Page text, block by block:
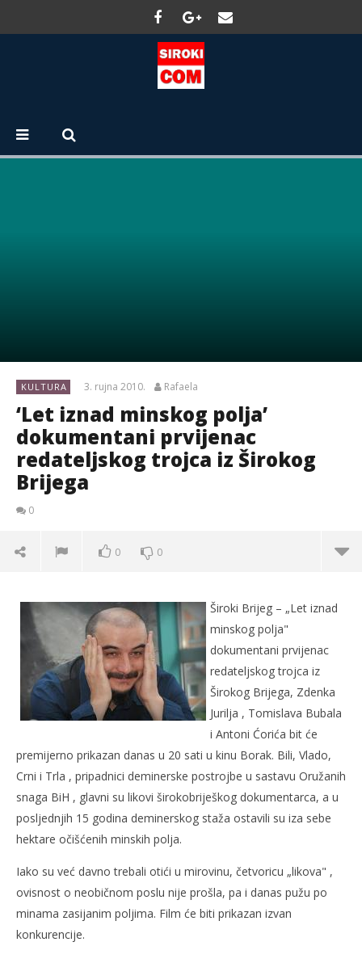
KULTURA 3. rujna 2010. Rafaela
‘Let iznad minskog polja’
dokumentani prvijenac
redateljskog trojca iz Širokog
Brijega
0
0 0
NOW VIEWING
‘Let iznad minskog polja’ dokumentani prvijenac
redateljskog trojca iz Širokog Brijega
rujna
2010.
Rafaela
Široki Brijeg – „Let iznad
minskog polja"
dokumentani prvijenac
redateljskog trojca iz
Širokog Brijega, Zdenka
Jurilja , Tomislava Bubala
i Antoni Ćorića bit će
premijerno prikazan danas u 20 sati u kinu Borak. Bili, Vlado,
Crni i Trla , pripadnici deminerske postrojbe u sastavu Oružanih
snaga BiH , glavni su likovi širokobriješkog dokumentarca, a u
posljednjih 15 godina deminerskog staža ostavili su iza sebe
hektare očišćenih minskih polja.
Iako su već davno trebali otići u mirovinu, četvoricu „likova" ,
ovisnost o neobičnom poslu nije prošla, pa i danas pužu po
minama zasijanim poljima. Film će biti prikazan izvan
konkurencije.